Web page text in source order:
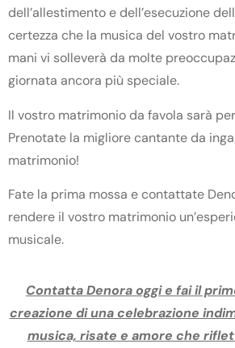
dell’allestimento e dell’esecuzione
certezza che la musica del vostro
mani vi solleverà da molte
giornata ancora più speciale.
Il vostro matrimonio da favola sarà
Prenotate la migliore cantante da
matrimonio!
Fate la prima mossa e contattate
rendere il vostro matrimonio
musicale.
Contatta Denora oggi e fai il
creazione di una celebrazione
musica, risate e amore che